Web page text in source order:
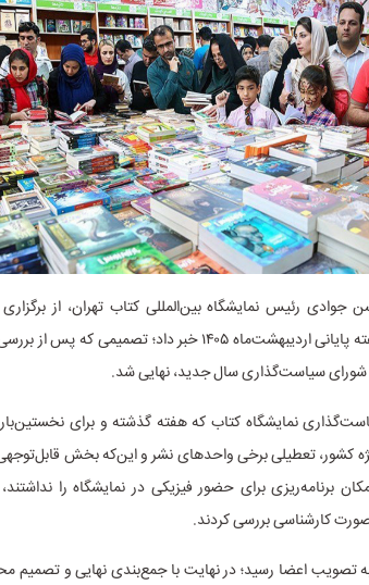
جوادی رئیس نمایشگاه بین‌المللی کتاب تهران، از
مجازی کتاب تهران در هفته پایانی اردیبهشت‌ماه ۱۴۰۵ خبر
سیاست‌گذاری سال جدید، نهایی شد.
کشور، تعطیلی برخی واحدهای نشر و این‌که بخش
برنامه‌ریزی برای حضور فیزیکی در نمایشگاه را
کارشناسی بررسی کردند.
تصویب اعضا رسید؛ در نهایت با جمع‌بندی نهایی و تصمیم